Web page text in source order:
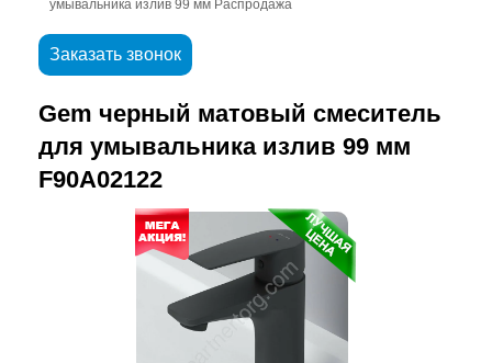
умывальника излив 99 мм Распродажа
Заказать звонок
Gem черный матовый смеситель
для умывальника излив 99 мм
F90A02122